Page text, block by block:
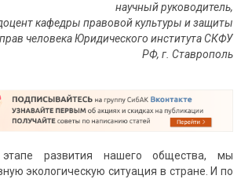
научный руководитель,
кафедры правовой культуры и защиты
прав человека Юридического института СКФУ
РФ, г. Ставрополь
развития нашего общества, мы
экологическую ситуация в стране. И по